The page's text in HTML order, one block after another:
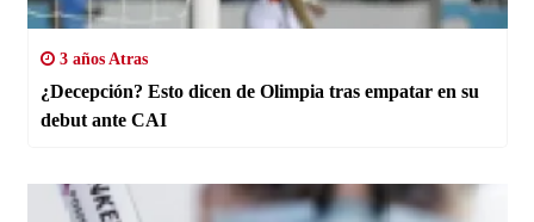
3 años Atras
¿Decepción? Esto dicen de Olimpia tras empatar en su
debut ante CAI